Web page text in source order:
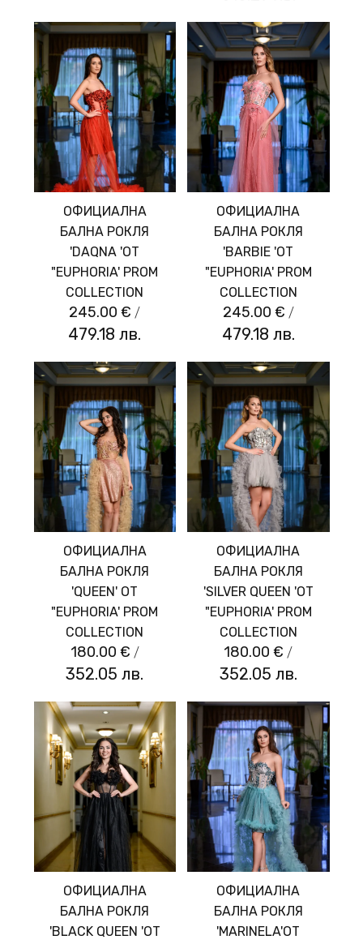
ОФИЦИАЛНА
БАЛНА РОКЛЯ
'DAQNA 'ОТ
"EUPHORIA' PROM
COLLECTION
245.00 € /
479.18 лв.
ОФИЦИАЛНА
БАЛНА РОКЛЯ
'BARBIE 'ОТ
"EUPHORIA' PROM
COLLECTION
245.00 € /
479.18 лв.
ОФИЦИАЛНА
БАЛНА РОКЛЯ
'QUEEN' ОТ
"EUPHORIA' PROM
COLLECTION
180.00 € /
352.05 лв.
ОФИЦИАЛНА
БАЛНА РОКЛЯ
'SILVER QUEEN 'ОТ
"EUPHORIA' PROM
COLLECTION
180.00 € /
352.05 лв.
ОФИЦИАЛНА
БАЛНА РОКЛЯ
'BLACK QUEEN 'ОТ
ОФИЦИАЛНА
БАЛНА РОКЛЯ
'MARINELA'ОТ